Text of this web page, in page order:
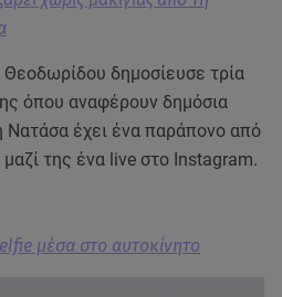
δημοσίευσε τρία
όπου αναφέρουν δημόσια
Νατάσα έχει ένα παράπονο από
μαζί της ένα live στο Instagram.
μέσα στο αυτοκίνητο